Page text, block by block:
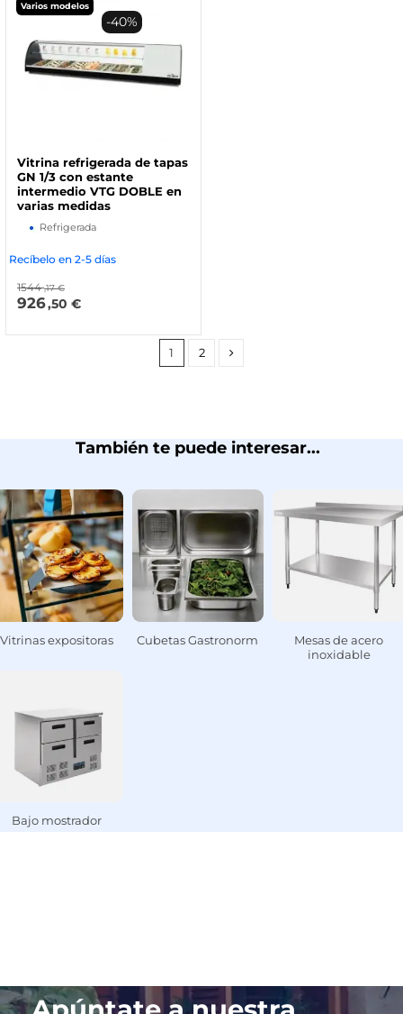
Varios modelos
Vitrina refrigerada de tapas
GN 1/3 con estante
intermedio VTG DOBLE en
varias medidas
Refrigerada
Recíbelo en 2-5 días
1544 ,17 €
926,50 €
-40%
1 2
También te puede interesar...
Vitrinas expositoras Cubetas Gastronorm
Mesas de acero
inoxidable
Bajo mostrador